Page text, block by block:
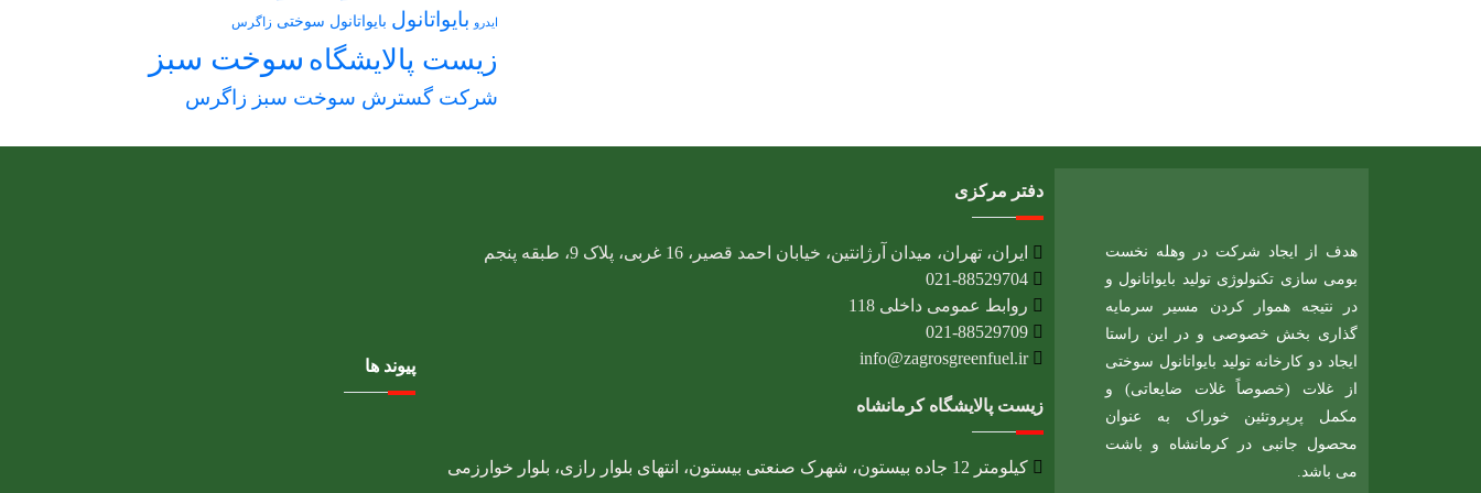
ایدرو بایواتانول بایواتانول سوختی زاگرس
زیست پالایشگاه سوخت سبز
شرکت گسترش سوخت سبز زاگرس
هدف از ایجاد شرکت در وهله نخست
بومی سازی تکنولوژی تولید بایواتانول و
در نتیجه هموار کردن مسیر سرمایه
گذاری بخش خصوصی و در این راستا
ایجاد دو کارخانه تولید بایواتانول سوختی
از غلات (خصوصاً غلات ضایعاتی) و
مکمل پرپروتئین خوراک به عنوان
محصول جانبی در کرمانشاه و باشت
می باشد.
دفتر مرکزی
ایران، تهران، میدان آرژانتین، خیابان احمد قصیر، 16 غربی، پلاک 9، طبقه پنجم
021-88529704
روابط عمومی داخلی 118
021-88529709
info@zagrosgreenfuel.ir​
زیست پالایشگاه کرمانشاه
کیلومتر 12 جاده بیستون، شهرک صنعتی بیستون، انتهای بلوار رازی، بلوار خوارزمی
پیوند ها